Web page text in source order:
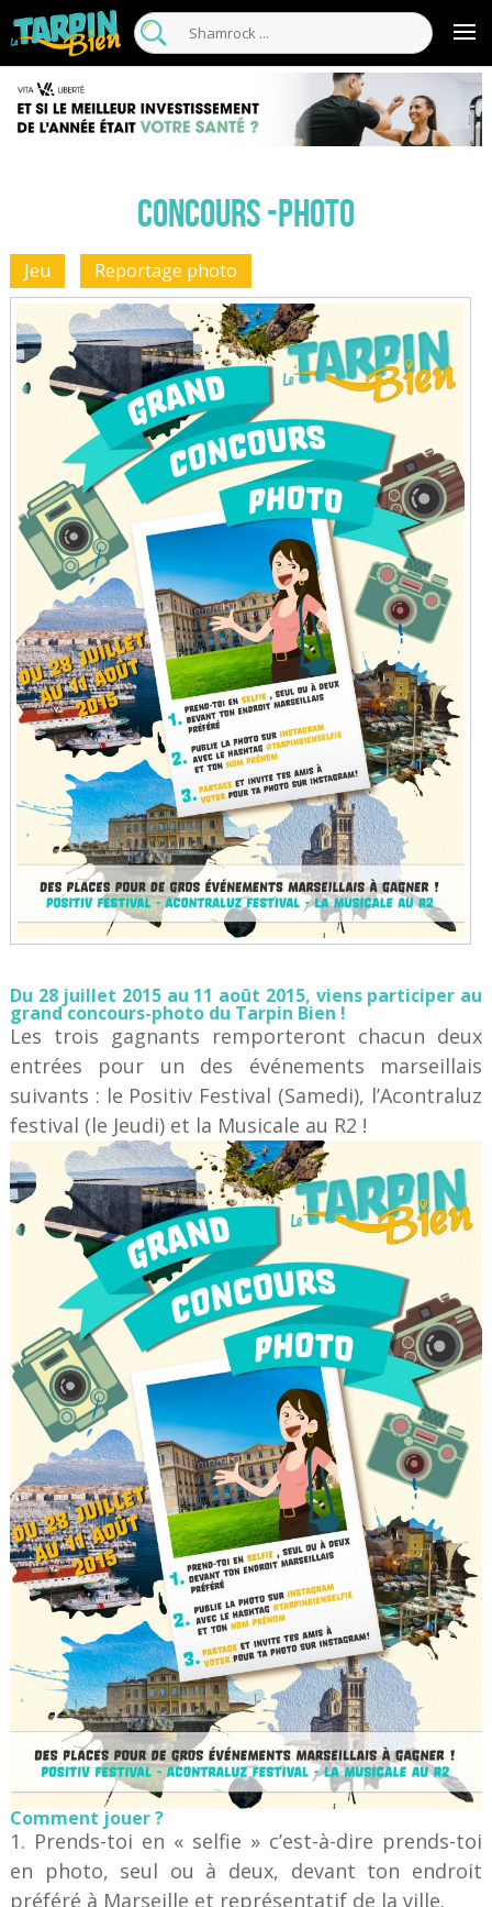
Concours -Photo
Jeu Reportage photo
Du 28 juillet 2015 au 11 août 2015, viens participer au
grand concours-photo du Tarpin Bien !
Les trois gagnants remporteront chacun deux
entrées pour un des événements marseillais
suivants : le Positiv Festival (Samedi), l’Acontraluz
festival (le Jeudi) et la Musicale au R2 !
Comment jouer ?
1. Prends-toi en « selfie » c’est-à-dire prends-toi
en photo, seul ou à deux, devant ton endroit
préféré à Marseille et représentatif de la ville.